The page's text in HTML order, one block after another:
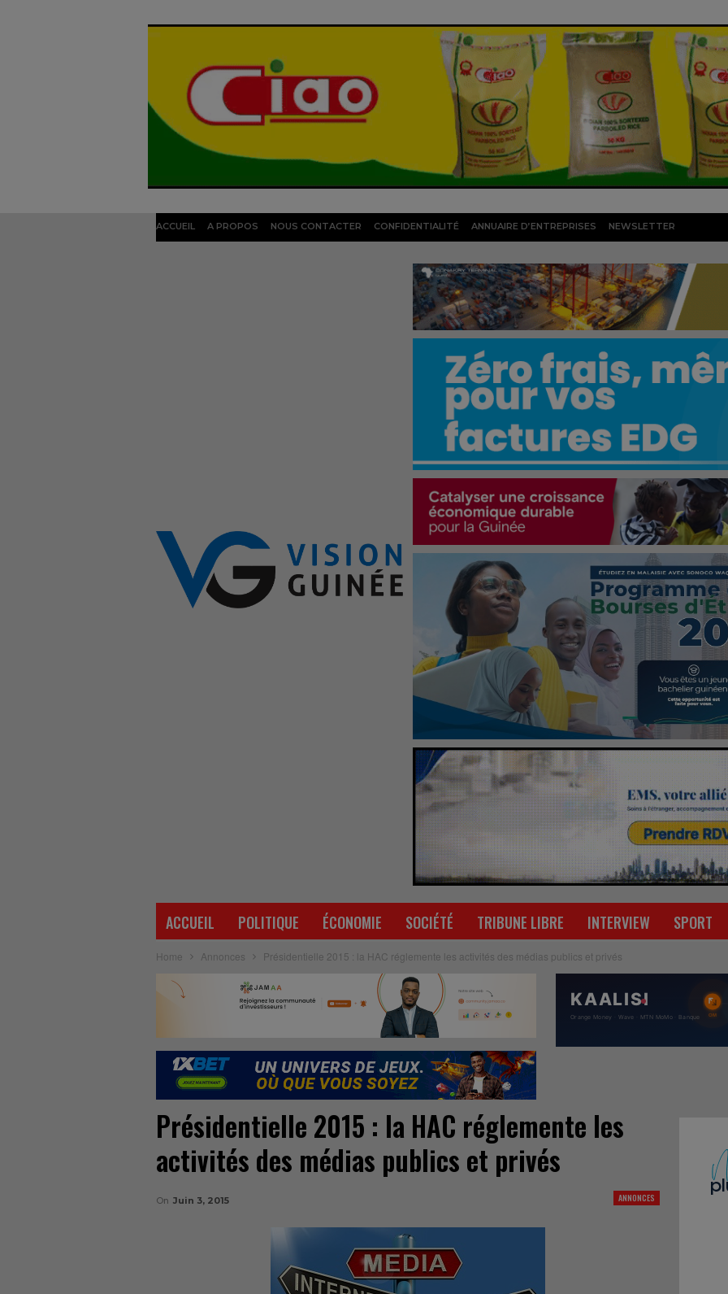
ACCUEIL A PROPOS NOUS CONTACTER CONFIDENTIALITÉ ANNUAIRE D’ENTREPRISES NEWSLETTER
ACCUEIL POLITIQUE ÉCONOMIE SOCIÉTÉ TRIBUNE LIBRE INTERVIEW SPORT
Home Annonces Présidentielle 2015 : la HAC réglemente les activités des médias publics et privés
Présidentielle 2015 : la HAC réglemente les
activités des médias publics et privés
ANNONCES
On Juin 3, 2015